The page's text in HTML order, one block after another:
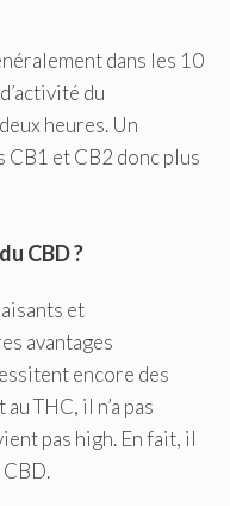
dans les 10
du
heures. Un
et CB2 donc plus
CBD ?
et
avantages
encore des
THC, il n’a pas
pas high. En fait, il